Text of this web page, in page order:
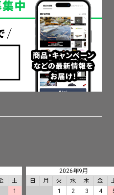
土
1
2026年9月
日
月 火 水 木 金
1
2 3 4